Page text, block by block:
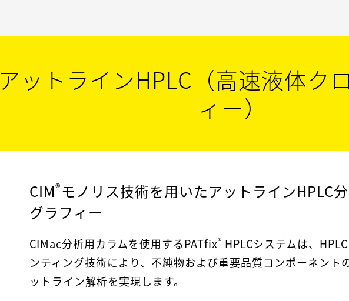
アットラインHPLC（高速液体ク
ィー）
CIM®モノリス技術を用いたアットラインHPLC
グラフィー
CIMac分析用カラムを使用するPATfix® HPLCシステムは、
ンティング技術により、不純物および重要品質コンポーネント
ットライン解析を実現します。